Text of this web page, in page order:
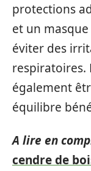
protections
et un
éviter des
respiratoires.
également
équilibre
A lire en
cendre de